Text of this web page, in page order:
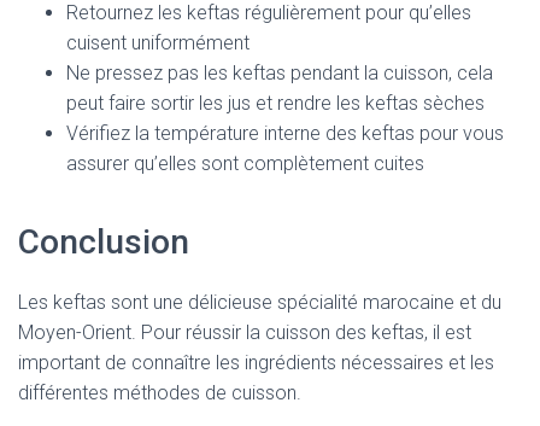
Retournez les keftas régulièrement pour qu’elles
cuisent uniformément
Ne pressez pas les keftas pendant la cuisson, cela
peut faire sortir les jus et rendre les keftas sèches
Vérifiez la température interne des keftas pour vous
assurer qu’elles sont complètement cuites
Conclusion
Les keftas sont une délicieuse spécialité marocaine et du
Moyen-Orient. Pour réussir la cuisson des keftas, il est
important de connaître les ingrédients nécessaires et les
différentes méthodes de cuisson.